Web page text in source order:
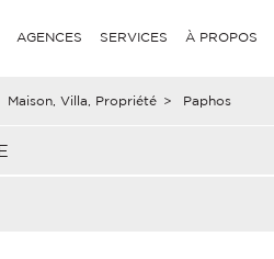
AGENCES SERVICES À PROPOS
Maison, Villa, Propriété > Paphos